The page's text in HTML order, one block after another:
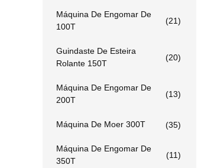
Máquina De Engomar De
100T
(21)
Guindaste De Esteira
Rolante 150T
(20)
Máquina De Engomar De
200T
(13)
Máquina De Moer 300T (35)
Máquina De Engomar De
350T
(11)